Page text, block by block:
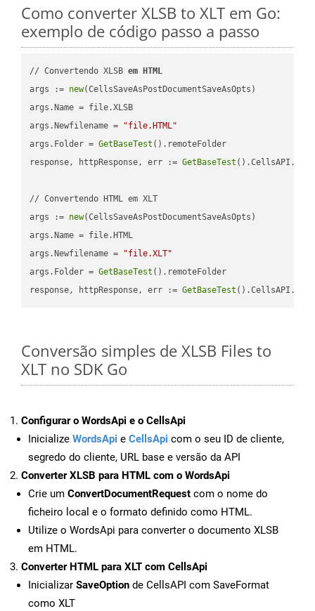
Como converter XLSB to XLT em Go:
exemplo de código passo a passo
// Convertendo XLSB em
HTML
args := new(CellsSaveAsPostDocumentSaveAsOpts)
args.Name = file.XLSB
args.Newfilename =
"file.HTML"
args.Folder = GetBaseTest ().remoteFolder
response, httpResponse, err := GetBaseTest ().CellsAPI.
// Convertendo HTML em XLT
args := new(CellsSaveAsPostDocumentSaveAsOpts)
args.Name = file.HTML
args.Newfilename =
"file.XLT"
args.Folder = GetBaseTest ().remoteFolder
response, httpResponse, err := GetBaseTest ().CellsAPI.
Conversão simples de XLSB Files to
XLT no SDK Go
Configurar o WordsApi e o CellsApi
Inicialize WordsApi e CellsApi com o seu ID de cliente,
segredo do cliente, URL base e versão da API
Converter XLSB para HTML com o WordsApi
Crie um ConvertDocumentRequest com o nome do
ficheiro local e o formato definido como HTML.
Utilize o WordsApi para converter o documento XLSB
em HTML.
Converter HTML para XLT com CellsApi
Inicializar SaveOption de CellsAPI com SaveFormat
como XLT